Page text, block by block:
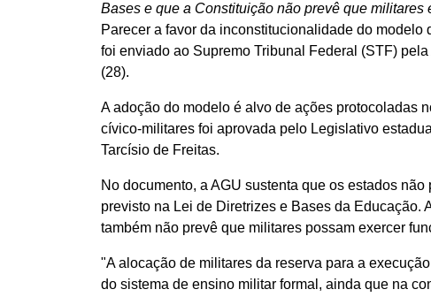
Bases e que a Constituição não prevê que
Parecer a favor da inconstitucionalidade do
foi enviado ao Supremo Tribunal Federal (STF)
(28).
A adoção do modelo é alvo de ações protocoladas
cívico-militares foi aprovada pelo Legislativo
Tarcísio de Freitas.
No documento, a AGU sustenta que os estados
previsto na Lei de Diretrizes e Bases da
também não prevê que militares possam exercer
"A alocação de militares da reserva para a
do sistema de ensino militar formal, ainda que na